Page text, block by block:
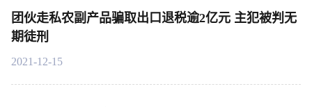
团伙走私农副产品骗取出口退税逾2亿元 主犯被判无
期徒刑
2021-12-15